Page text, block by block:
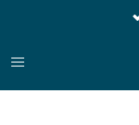
naar